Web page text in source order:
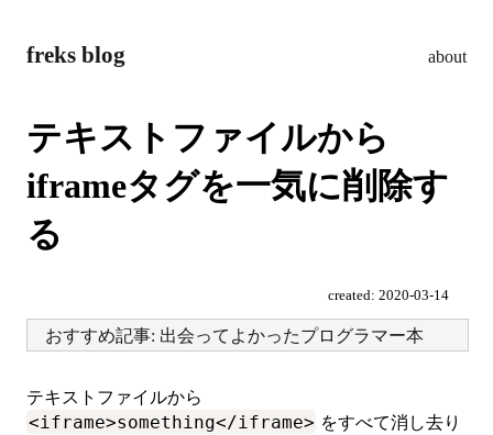
freks blog about
テキストファイルから
iframeタグを一気に削除す
る
created: 2020-03-14
おすすめ記事: 出会ってよかったプログラマー本
テキストファイルから
<iframe>something</iframe> をすべて消し去り